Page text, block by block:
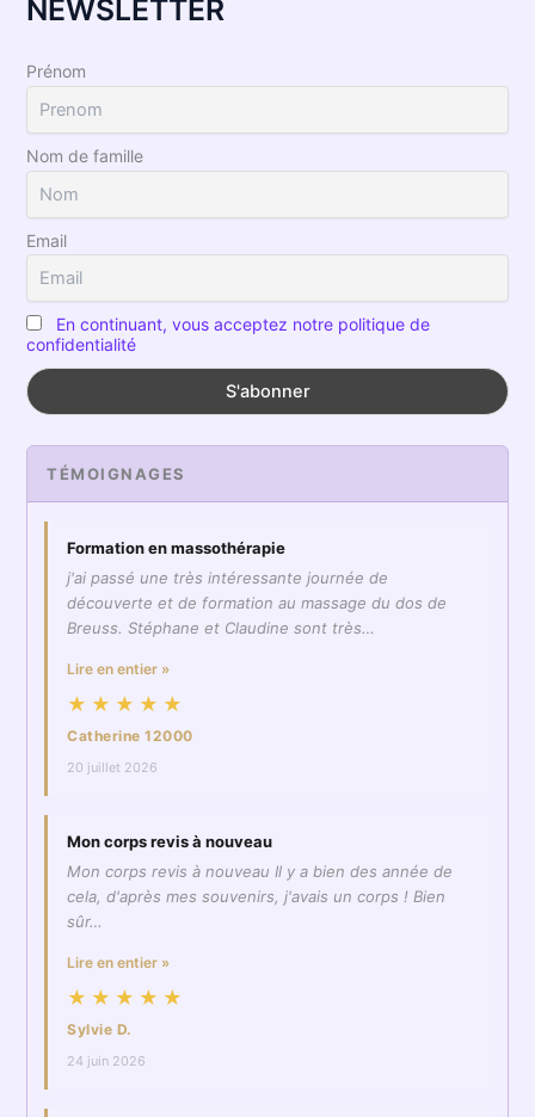
NEWSLETTER
Prénom
Nom de famille
Email
En continuant, vous acceptez notre politique de
confidentialité
TÉMOIGNAGES
Formation en massothérapie
j'ai passé une très intéressante journée de
découverte et de formation au massage du dos de
Breuss. Stéphane et Claudine sont très…
Lire en entier »
★★★★★
Catherine 12000
20 juillet 2026
Mon corps revis à nouveau
Mon corps revis à nouveau Il y a bien des année de
cela, d'après mes souvenirs, j'avais un corps ! Bien
sûr…
Lire en entier »
★★★★★
Sylvie D.
24 juin 2026